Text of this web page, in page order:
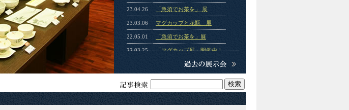
23.04.26 「急須でお茶を」 展
23.03.06 マグカップと花瓶 展
22.05.01 「急須でお茶を」展
22.03.25 「マグカップ展」開催中！
「マグカップ展」